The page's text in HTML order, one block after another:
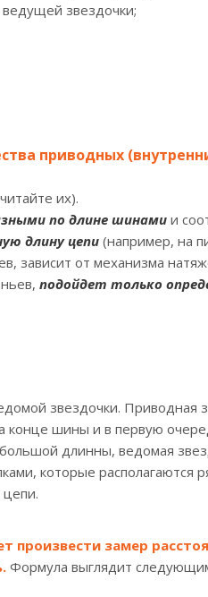
звездочки;
приводных
их).
по длине шинами и
длину цепи(например, на
зависит от механизма
подойдет только
звездочки. Приводная
шины и в первую
длинны, ведомая
которые располагаются
произвести замер
Формула выглядит